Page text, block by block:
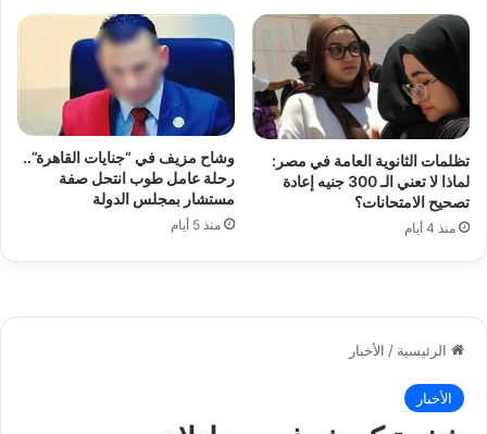
تظلمات الثانوية العامة في مصر:
لماذا لا تعني الـ 300 جنيه إعادة
تصحيح الامتحانات؟
منذ 4 أيام
وشاح مزيف في “جنايات القاهرة”..
رحلة عامل طوب انتحل صفة
مستشار بمجلس الدولة
منذ 5 أيام